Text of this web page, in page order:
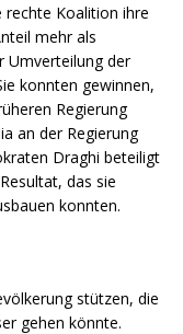
rechte Koalition ihre
mehr als
Umverteilung der
konnten gewinnen,
Regierung
an der Regierung
Draghi beteiligt
das sie
konnten.
stützen, die
gehen könnte.